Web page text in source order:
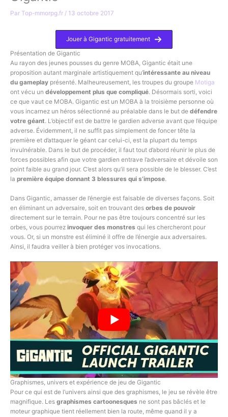
Par Top-mmorpg.fr / 13 octobre 2017
Jouer à Gigantic gratuitement
Présentation de Gigantic
Au rayon des jeunes pousses du genre MOBA, Gigantic était une
proposition autant marginale artistiquement qu’intéressante au niveau
du gameplay présenté. Malheureusement, les troupes du groupe Motiga
ont vécu un développement plus que compliqué. Désormais sorti, voici
ce que vaut ce MOBA. Gigantic est un MOBA à la troisième personne où
vous incarnez un héros sélectionné au préalable dans le but de défendre
votre géant. L’objectif est de battre le gardien adverse avant que l’équipe
adverse. Évidemment, il ne suffit pas simplement de foncer tête la
première et d’attaquer le géant car celui-ci, est la plupart du temps
invulnérable. Dans le but de procéder, il faut tout d’abord réunir le plus de
forces possibles afin que votre gardien entrave l’adversaire et dévoile son
point faible au grand jour. C’est alors qu’il sera possible de le blesser. C’est
la première équipe donnant 3 blessures qui s’impose.
Dans Gigantic, amasser de l’énergie est faisable de diverses façons. Soit
en éliminant un adversaire, soit en trouvant des orbes de pouvoir
directement sur le terrain. Pour ne pas être toujours concentré sur les
orbes, vous pourrez invoquer des monstres qui les chercheront pour
vous. Or, si un monstre est éliminé il offre de l’énergie aux adversaires.
Ainsi, il faudra veiller à bien protéger vos invocations.
Graphismes, univers et expérience de jeu de Gigantic
Pour ce qui est de l’univers ainsi que des graphismes, le jeu se révèle être
magnifique. Les graphismes cartoonesques ne sont pas bâclés et le
moteur graphique tient réellement bien la route, même quand il y a